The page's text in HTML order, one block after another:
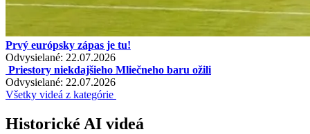
Prvý európsky zápas je tu!
Odvysielané: 22.07.2026
Priestory niekdajšieho Mliečneho baru ožili
Odvysielané: 22.07.2026
Všetky videá z kategórie
Historické AI videá